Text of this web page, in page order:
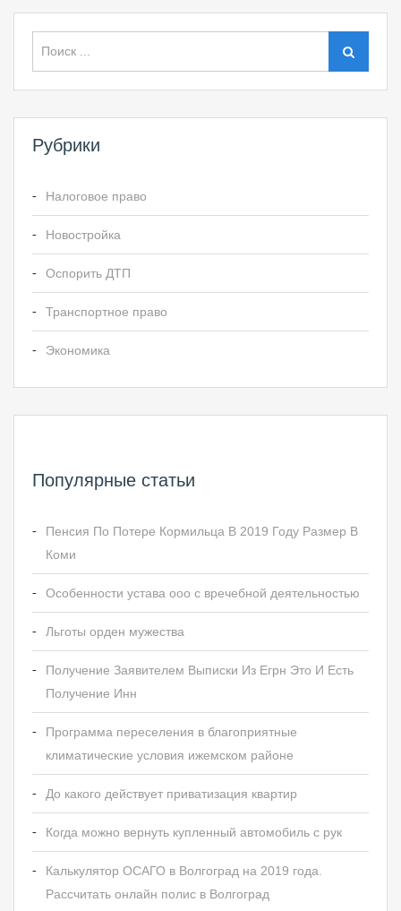
Поиск
Рубрики
Налоговое право
Новостройка
Оспорить ДТП
Транспортное право
Экономика
Популярные статьи
Пенсия По Потере Кормильца В 2019 Году Размер В
Коми
Особенности устава ооо с вречебной деятельностью
Льготы орден мужества
Получение Заявителем Выписки Из Егрн Это И Есть
Получение Инн
Программа переселения в благоприятные
климатические условия ижемском районе
До какого действует приватизация квартир
Когда можно вернуть купленный автомобиль с рук
Калькулятор ОСАГО в Волгоград на 2019 года.
Рассчитать онлайн полис в Волгоград